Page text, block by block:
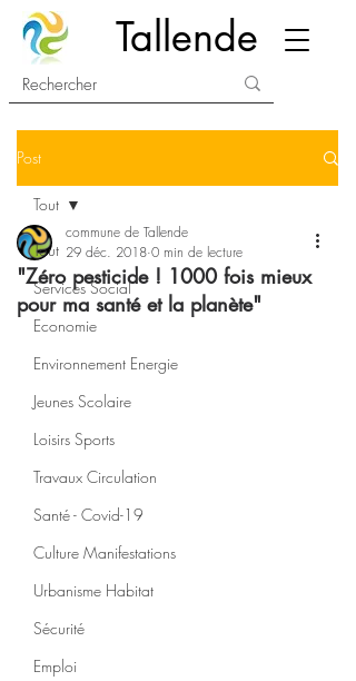
Tallende
Post
Tout
Services Social
Economie
Environnement Energie
Jeunes Scolaire
Loisirs Sports
Travaux Circulation
Santé - Covid-19
Culture Manifestations
Urbanisme Habitat
Sécurité
Emploi
Tout
"Zéro pesticide ! 1000 fois mieux
pour ma santé et la planète"
commune de Tallende
29 déc. 2018 0 min de lecture